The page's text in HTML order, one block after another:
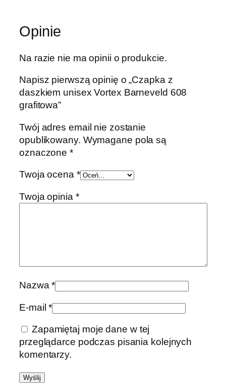
Opinie
Na razie nie ma opinii o produkcie.
Napisz pierwszą opinię o „Czapka z
daszkiem unisex Vortex Barneveld 608
grafitowa”
Twój adres email nie zostanie
opublikowany. Wymagane pola są
oznaczone*
Twoja ocena *
Twoja opinia *
Nazwa*
E-mail*
Zapamiętaj moje dane w tej
przeglądarce podczas pisania kolejnych
komentarzy.